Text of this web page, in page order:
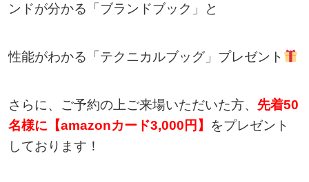
ンドが分かる「ブランドブック」と
性能がわかる「テクニカルブッグ」プレゼント
さらに、ご予約の上ご来場いただいた方、 先着50
名様に【amazonカード3,000円】 をプレゼント
しております！